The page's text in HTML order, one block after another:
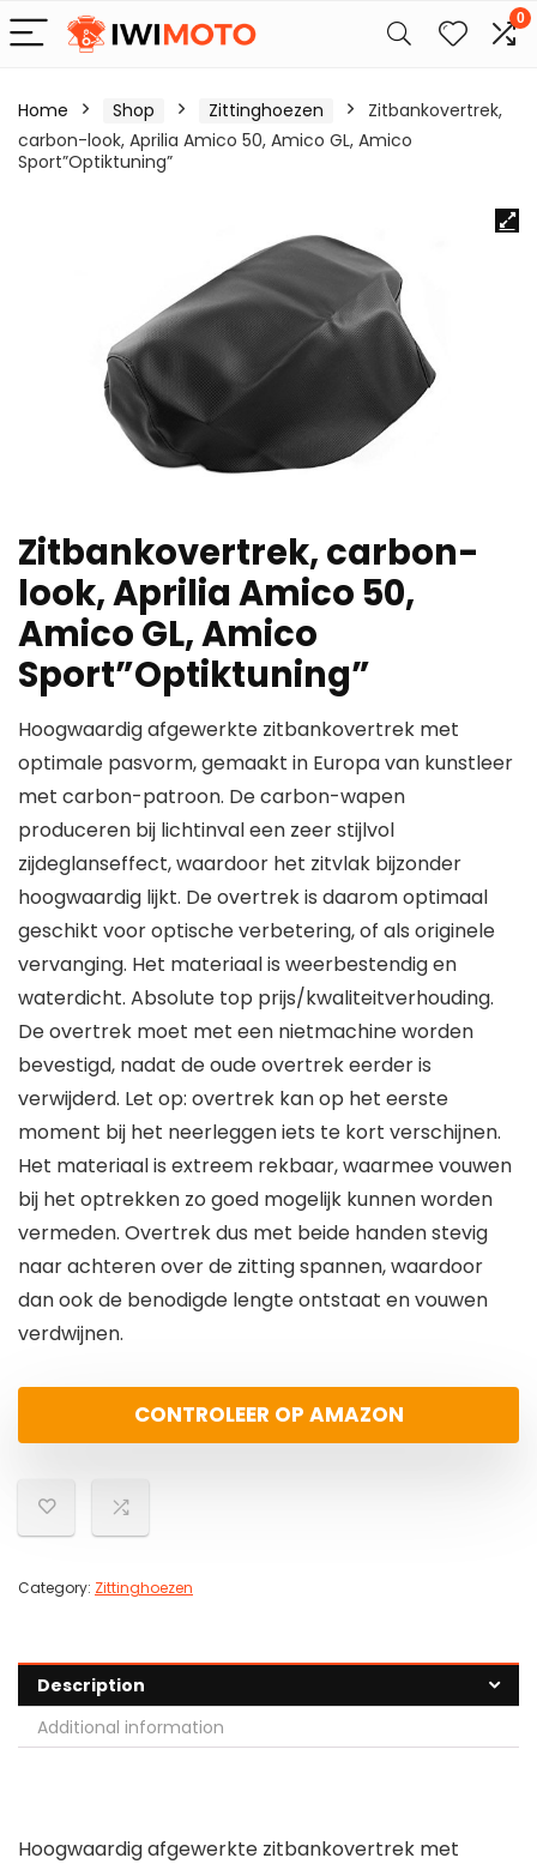
0
Home Shop Zittinghoezen
Zitbankovertrek,
carbon-look, Aprilia Amico 50, Amico GL, Amico
Sport”Optiktuning”
Zitbankovertrek, carbon-
look, Aprilia Amico 50,
Amico GL, Amico
Sport”Optiktuning”
Hoogwaardig afgewerkte zitbankovertrek met
optimale pasvorm, gemaakt in Europa van kunstleer
met carbon-patroon. De carbon-wapen
produceren bij lichtinval een zeer stijlvol
zijdeglanseffect, waardoor het zitvlak bijzonder
hoogwaardig lijkt. De overtrek is daarom optimaal
geschikt voor optische verbetering, of als originele
vervanging. Het materiaal is weerbestendig en
waterdicht. Absolute top prijs/kwaliteitverhouding.
De overtrek moet met een nietmachine worden
bevestigd, nadat de oude overtrek eerder is
verwijderd. Let op: overtrek kan op het eerste
moment bij het neerleggen iets te kort verschijnen.
Het materiaal is extreem rekbaar, waarmee vouwen
bij het optrekken zo goed mogelijk kunnen worden
vermeden. Overtrek dus met beide handen stevig
naar achteren over de zitting spannen, waardoor
dan ook de benodigde lengte ontstaat en vouwen
verdwijnen.
CONTROLEER OP AMAZON
Category: Zittinghoezen
Description
Additional information
Hoogwaardig afgewerkte zitbankovertrek met